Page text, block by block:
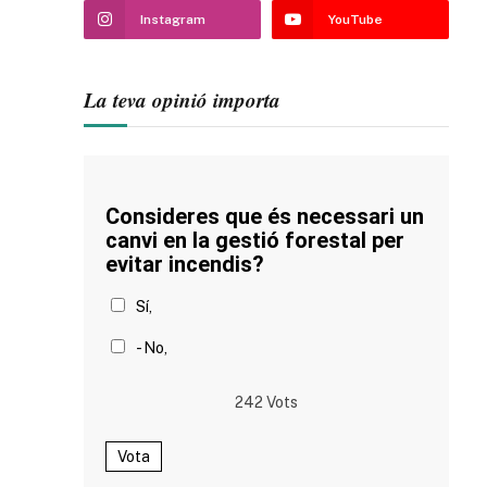
Instagram YouTube
La teva opinió importa
Consideres que és necessari un
canvi en la gestió forestal per
evitar incendis?
Sí,
- No,
242 Vots
Vota